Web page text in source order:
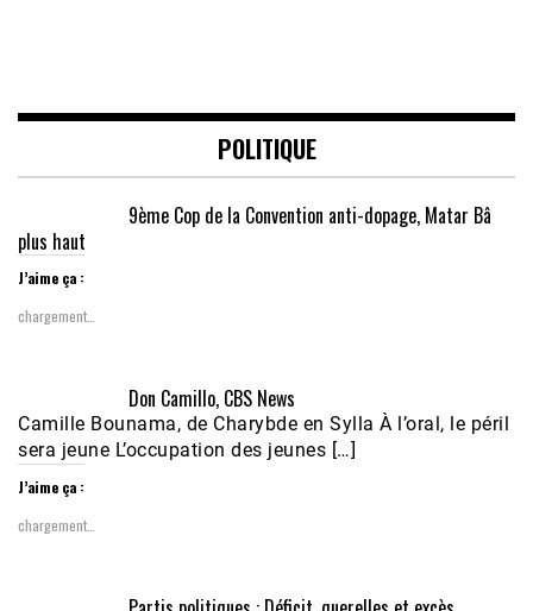
POLITIQUE
9ème Cop de la Convention anti-dopage, Matar Bâ
plus haut
J’aime ça :
chargement…
Don Camillo, CBS News
Camille Bounama, de Charybde en Sylla À l’oral, le péril
sera jeune L’occupation des jeunes […]
J’aime ça :
chargement…